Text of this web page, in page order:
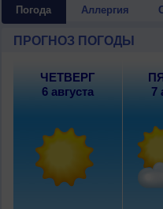
Погода Аллергия
ПРОГНОЗ ПОГОДЫ
ЧЕТВЕРГ
6 августа
7